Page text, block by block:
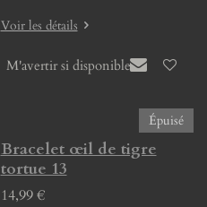
Voir les détails
M'avertir si disponible
Épuisé
Bracelet œil de tigre
tortue 13
14,99 €